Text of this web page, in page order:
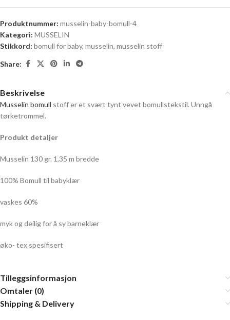
Produktnummer: musselin-baby-bomull-4
Kategori: MUSSELIN
Stikkord: bomull for baby, musselin, musselin stoff
Share:
Beskrivelse
Musselin bomull stoffer et svært tynt vevet bomullstekstil. Unngå
tørketrommel.
Produkt detaljer
Musselin 130 gr. 1,35 m bredde
100% Bomull til babyklær
vaskes 60%
myk og deilig for å sy barneklær
øko- tex spesifisert
Tilleggsinformasjon
Omtaler (0)
Shipping & Delivery